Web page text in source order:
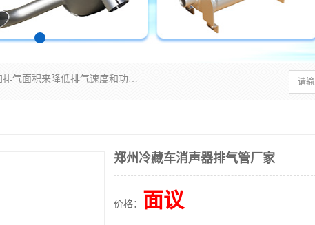
消音器主要用于降低机械设备或枪械等产生的噪声。它通过阻尼或增加排气面积来降低排气速度和功率，从而降低噪声。常见的消音器类型包括阻性消声器、抗性消声器、共振消声器以及阻抗复合式消声器等。这些消音器各有特点，适用于不同频率的噪声消除。
郑州冷藏车消声器排气管厂家
价格： 面议